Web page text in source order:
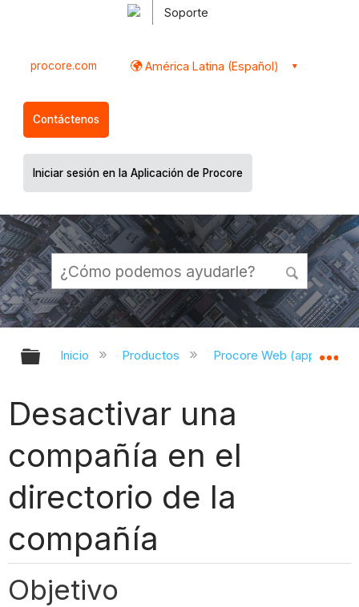
Soporte
procore.com América Latina (Español)
Contáctenos
Iniciar sesión en la Aplicación de Procore
Expandir/contraer jerarquía global
Inicio Productos Procore Web
Desactivar una
compañía en el
directorio de la
compañía
Objetivo